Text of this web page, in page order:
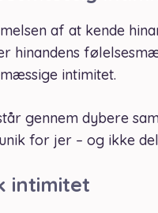
af at kende
hinandens
intimitet.
gennem dybere
for jer – og ikke
intimitet